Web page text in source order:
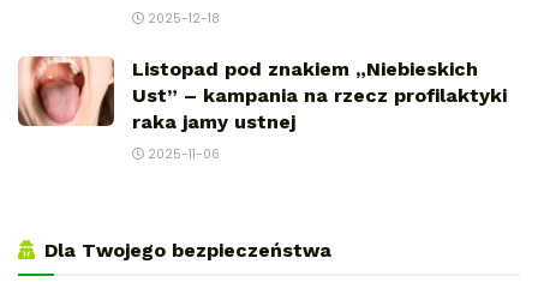
2025-12-18
Listopad pod znakiem „Niebieskich
Ust” – kampania na rzecz profilaktyki
raka jamy ustnej
2025-11-06
Dla Twojego bezpieczeństwa